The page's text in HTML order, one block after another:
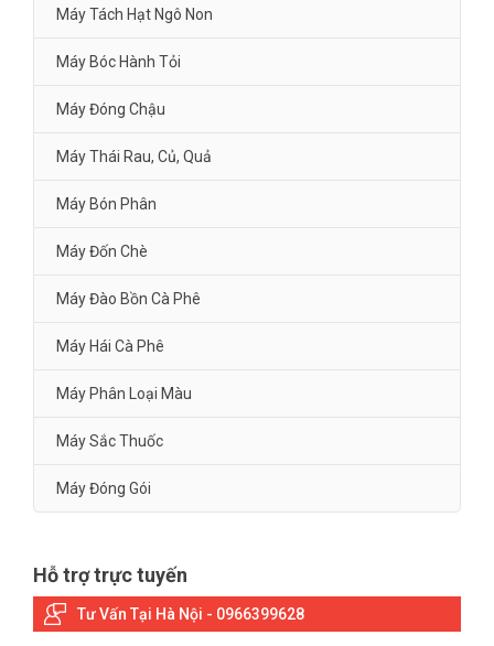
Máy Tách Hạt Ngô Non
Máy Bóc Hành Tỏi
Máy Đóng Chậu
Máy Thái Rau, Củ, Quả
Máy Bón Phân
Máy Đốn Chè
Máy Đào Bồn Cà Phê
Máy Hái Cà Phê
Máy Phân Loại Màu
Máy Sắc Thuốc
Máy Đóng Gói
Hỗ trợ trực tuyến
Tư Vấn Tại Hà Nội - 0966399628